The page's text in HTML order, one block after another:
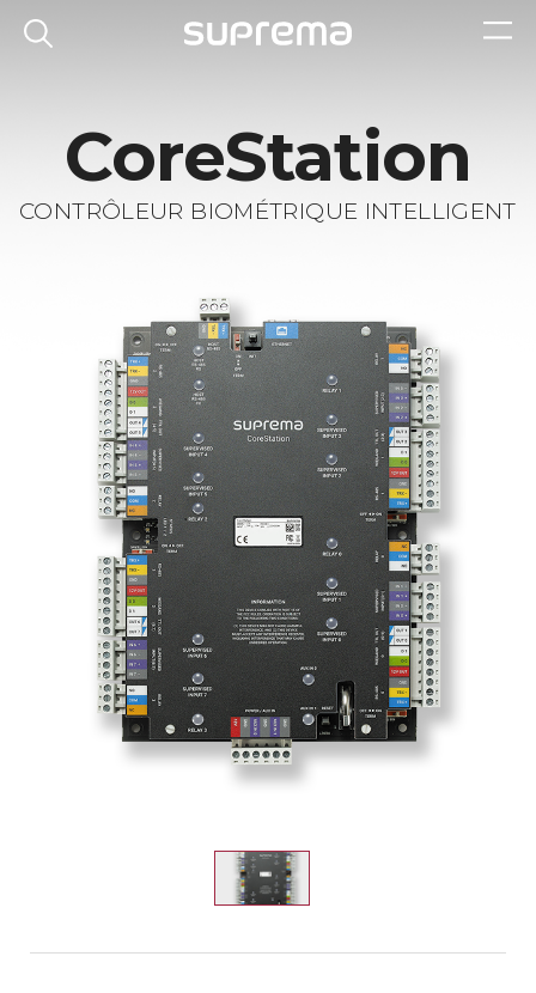
CoreStation
CONTRÔLEUR BIOMÉTRIQUE INTELLIGENT